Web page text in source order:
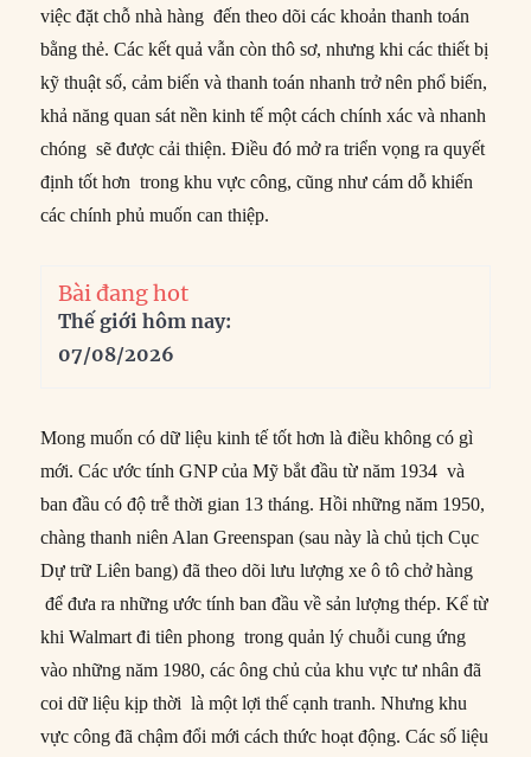
việc đặt chỗ nhà hàng đến theo dõi các khoản thanh toán
bằng thẻ. Các kết quả vẫn còn thô sơ, nhưng khi các thiết bị
kỹ thuật số, cảm biến và thanh toán nhanh trở nên phổ biến,
khả năng quan sát nền kinh tế một cách chính xác và nhanh
chóng sẽ được cải thiện. Điều đó mở ra triển vọng ra quyết
định tốt hơn trong khu vực công, cũng như cám dỗ khiến
các chính phủ muốn can thiệp.
Bài đang hot
Thế giới hôm nay:
07/08/2026
Mong muốn có dữ liệu kinh tế tốt hơn là điều không có gì
mới. Các ước tính GNP của Mỹ bắt đầu từ năm 1934 và
ban đầu có độ trễ thời gian 13 tháng. Hồi những năm 1950,
chàng thanh niên Alan Greenspan (sau này là chủ tịch Cục
Dự trữ Liên bang) đã theo dõi lưu lượng xe ô tô chở hàng
để đưa ra những ước tính ban đầu về sản lượng thép. Kể từ
khi Walmart đi tiên phong trong quản lý chuỗi cung ứng
vào những năm 1980, các ông chủ của khu vực tư nhân đã
coi dữ liệu kịp thời là một lợi thế cạnh tranh. Nhưng khu
vực công đã chậm đổi mới cách thức hoạt động. Các số liệu